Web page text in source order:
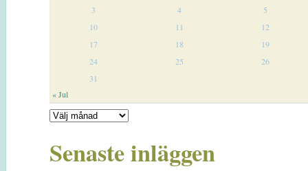
« Jul
3 4
5
10
11
12
17
18
19
24
25
26
31
Senaste inläggen